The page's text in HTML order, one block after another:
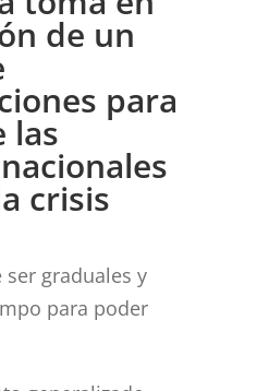
de un
para
las
crisis
ser graduales y
para poder